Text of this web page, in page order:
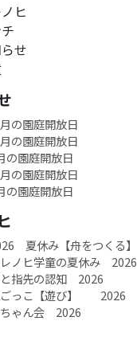
ヒ
せ
の園庭開放日
の園庭開放日
の園庭開放日
の園庭開放日
の園庭開放日
夏休み【舟をつくる】
ノヒ学童の夏休み 2026
指先の認知 2026
っこ【遊び】 2026
ゃん会 2026